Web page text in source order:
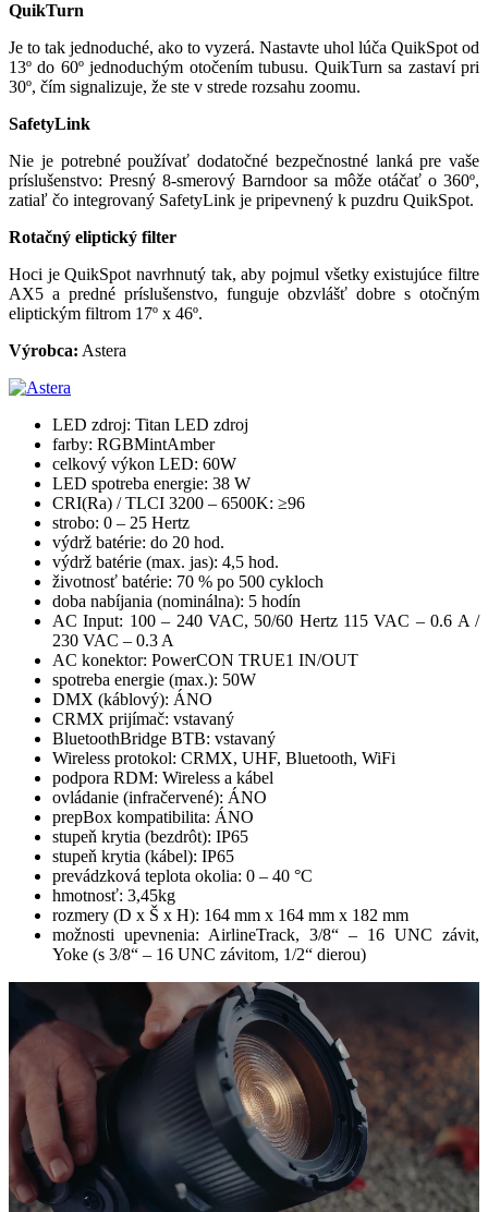
QuikTurn
Je to tak jednoduché, ako to vyzerá. Nastavte uhol lúča QuikSpot od
13º do 60º jednoduchým otočením tubusu. QuikTurn sa zastaví pri
30º, čím signalizuje, že ste v strede rozsahu zoomu.
SafetyLink
Nie je potrebné používať dodatočné bezpečnostné lanká pre vaše
príslušenstvo: Presný 8-smerový Barndoor sa môže otáčať o 360º,
zatiaľ čo integrovaný SafetyLink je pripevnený k puzdru QuikSpot.
Rotačný eliptický filter
Hoci je QuikSpot navrhnutý tak, aby pojmul všetky existujúce filtre
AX5 a predné príslušenstvo, funguje obzvlášť dobre s otočným
eliptickým filtrom 17º x 46º.
Výrobca: Astera
LED zdroj: Titan LED zdroj
farby: RGBMintAmber
celkový výkon LED: 60W
LED spotreba energie: 38 W
CRI(Ra) / TLCI 3200 – 6500K: ≥96
strobo: 0 – 25 Hertz
výdrž batérie: do 20 hod.
výdrž batérie (max. jas): 4,5 hod.
životnosť batérie: 70 % po 500 cykloch
doba nabíjania (nominálna): 5 hodín
AC Input: 100 – 240 VAC, 50/60 Hertz 115 VAC – 0.6 A /
230 VAC – 0.3 A
AC konektor: PowerCON TRUE1 IN/OUT
spotreba energie (max.): 50W
DMX (káblový): ÁNO
CRMX prijímač: vstavaný
BluetoothBridge BTB: vstavaný
Wireless protokol: CRMX, UHF, Bluetooth, WiFi
podpora RDM: Wireless a kábel
ovládanie (infračervené): ÁNO
prepBox kompatibilita: ÁNO
stupeň krytia (bezdrôt): IP65
stupeň krytia (kábel): IP65
prevádzková teplota okolia: 0 – 40 °C
hmotnosť: 3,45kg
rozmery (D x Š x H): 164 mm x 164 mm x 182 mm
možnosti upevnenia: AirlineTrack, 3/8“ – 16 UNC závit,
Yoke (s 3/8“ – 16 UNC závitom, 1/2“ dierou)